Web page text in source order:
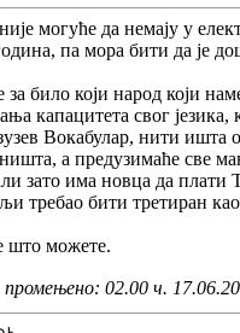
могуће да немају у
па мора бити да је
за било који народ који
капацитета свог
Вокабулар, нити
а предузимаће све
зато има новца да плати
требао бити третиран
што можете.
02.00 ч.